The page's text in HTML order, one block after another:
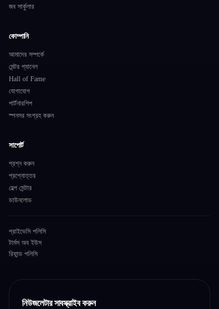
জব সার্কুলার
কোম্পানি
আমাদের সম্পর্কে
মেন্টর প্যানেল
Hall of Fame
যোগাযোগ
পার্টনারশিপ
স্পনসর সংগ্রহ করুন
সাপোর্ট
প্রশ্ন করুন
প্রশ্নোত্তর
হেল্প সেন্টার
ডাউনলোড
প্রাইভেসি পলিসি
টার্মস অব ইউস
রিফান্ড পলিসি
নিউজলেটার সাবস্ক্রাইব করুন